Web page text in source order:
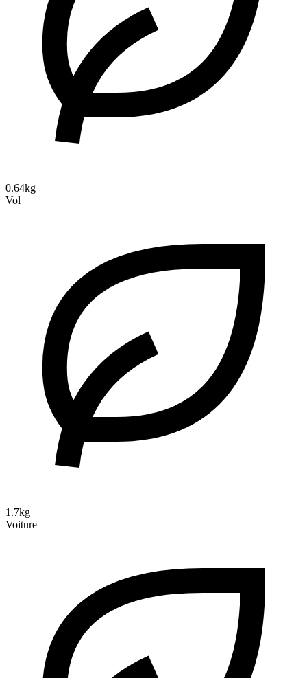
0.64kg
Vol
1.7kg
Voiture